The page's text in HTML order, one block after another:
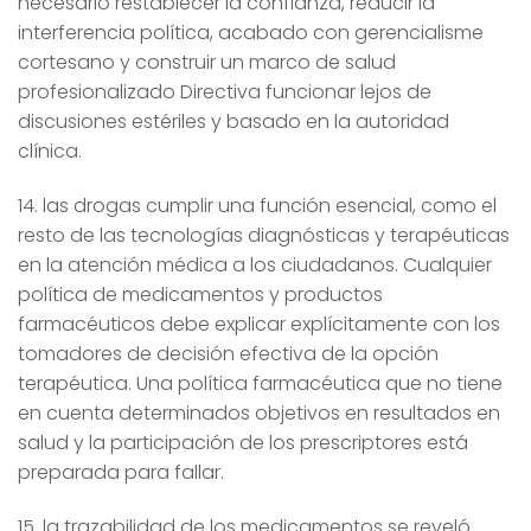
interferencia política, acabado con gerencialisme
cortesano y construir un marco de salud
profesionalizado Directiva funcionar lejos de
discusiones estériles y basado en la autoridad
clínica.
14. las drogas cumplir una función esencial, como el
resto de las tecnologías diagnósticas y terapéuticas
en la atención médica a los ciudadanos. Cualquier
política de medicamentos y productos
farmacéuticos debe explicar explícitamente con los
tomadores de decisión efectiva de la opción
terapéutica. Una política farmacéutica que no tiene
en cuenta determinados objetivos en resultados en
salud y la participación de los prescriptores está
preparada para fallar.